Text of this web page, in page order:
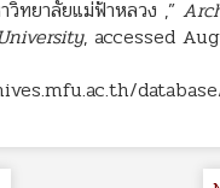
ทยาลัยแม่ฟ้าหลวง ,”
, accessed